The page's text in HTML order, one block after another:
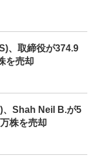
、取締役が374.9
を売却
、Shah Neil B.が5
株を売却